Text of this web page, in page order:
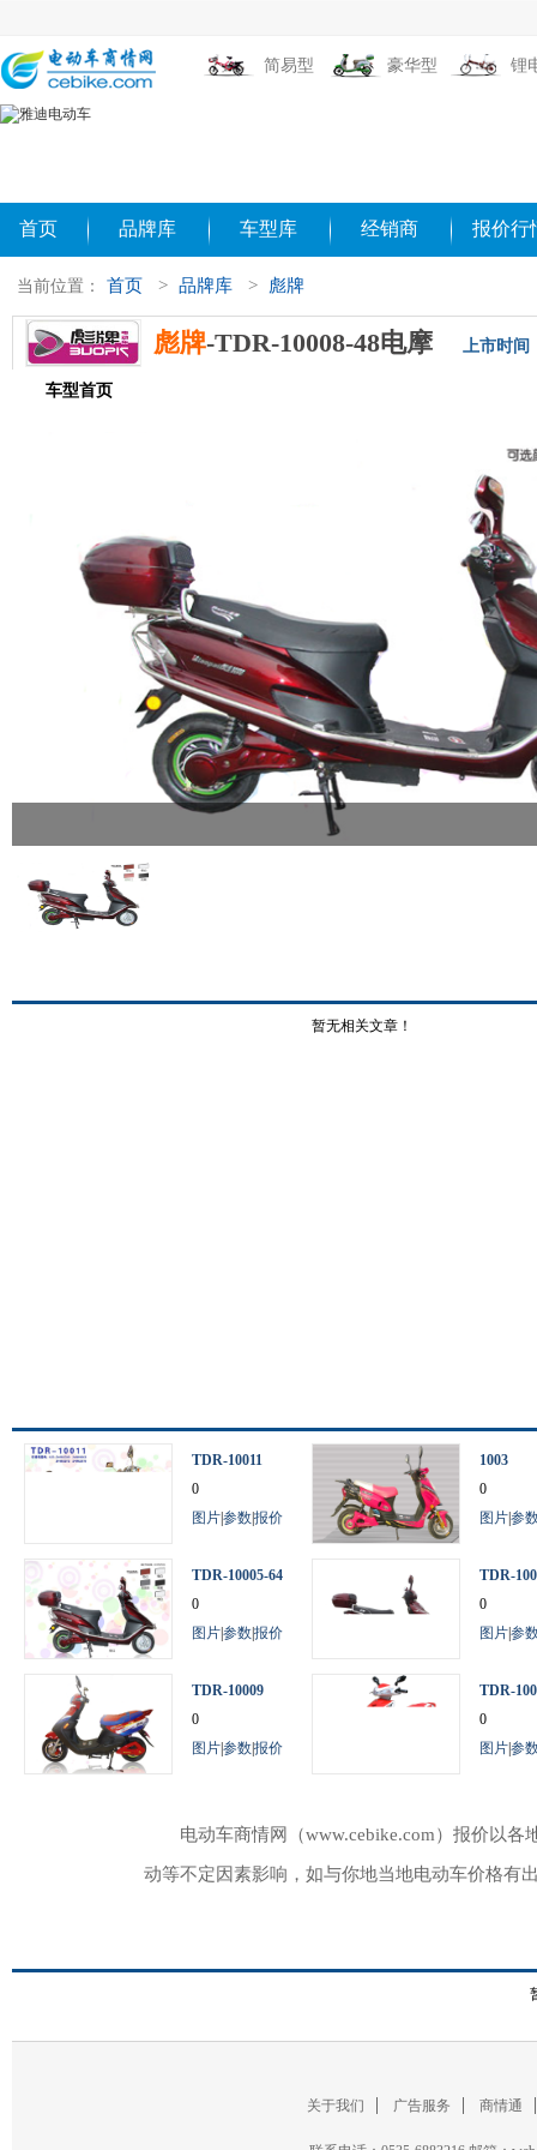
简易型 豪华型 锂
首页 品牌库 车型库 经销商 报价行
当前位置： 首页 > 品牌库 > 彪牌
彪牌-TDR-10008-48电摩 上市时间
车型首页
暂无相关文章！
TDR-10011
0
图片参数报价
1003
0
图片参
TDR-10005-64
V
0
图片参数报价
TDR-
0
图片参
TDR-10009
0
图片参数报价
TDR-
0
图片参
电动车商情网（www.cebike.com）报价以
动等不定因素影响，如与你地当地电动车价格有
关于我们 广告服务 商情通